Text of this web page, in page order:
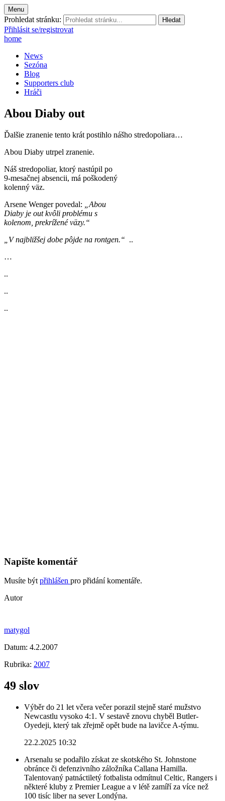
Menu
Prohledat stránku:
Přihlásit se/registrovat
home
News
Sezóna
Blog
Supporters club
Hráči
Abou Diaby out
Ďalšie zranenie tento krát postihlo nášho stredopoliara…
Abou Diaby utrpel zranenie.
Náš stredopoliar, ktorý nastúpil po
9-mesačnej absencii, má poškodený
kolenný väz.
Arsene Wenger povedal:
„Abou
Diaby je out kvôli problému s
kolenom, prekrížené väzy.“
„V najbližšej dobe pôjde na rontgen.“ ..
…
..
..
..
Napište komentář
Musíte být přihlášen pro přidání komentáře.
Autor
matygol
Datum: 4.2.2007
Rubrika: 2007
49 slov
Výběr do 21 let včera večer porazil stejně staré mužstvo
Newcastlu vysoko 4:1. V sestavě znovu chyběl Butler-
Oyedeji, který tak zřejmě opět bude na lavičce A-týmu.
22.2.2025 10:32
Arsenalu se podařilo získat ze skotského St. Johnstone
obránce či defenzivního záložníka Callana Hamilla.
Talentovaný patnáctiletý fotbalista odmítnul Celtic, Rangers i
některé kluby z Premier League a v létě zamíří za více než
100 tisíc liber na sever Londýna.